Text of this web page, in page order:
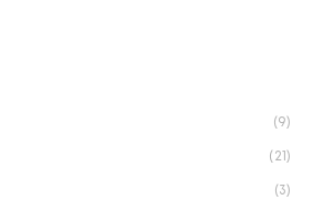
(9)
(21)
(3)